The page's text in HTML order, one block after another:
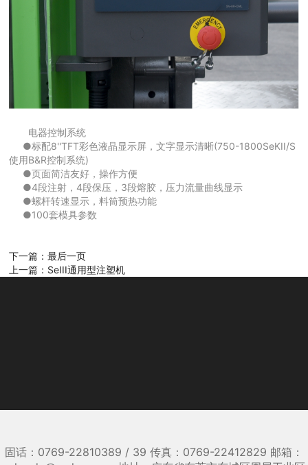
电器控制系统
●标配8''TFT彩色液晶显示屏，文字显示清晰(750-1800SeKII/S
使用B&R控制系统)
●页面简洁友好，操作方便
●4段注射，4段保压，3段熔胶，压力流量曲线显示
●螺杆转速显示，料筒预热功能
●100套模具参数
下一篇：最后一页
上一篇：SeIII通用型注塑机
固话：0769-22810389 / 39 传真：0769-22412829 邮箱：